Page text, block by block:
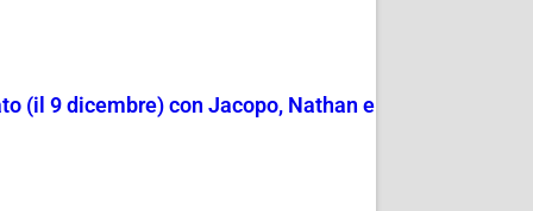
(il 9 dicembre) con Jacopo, Nathan e